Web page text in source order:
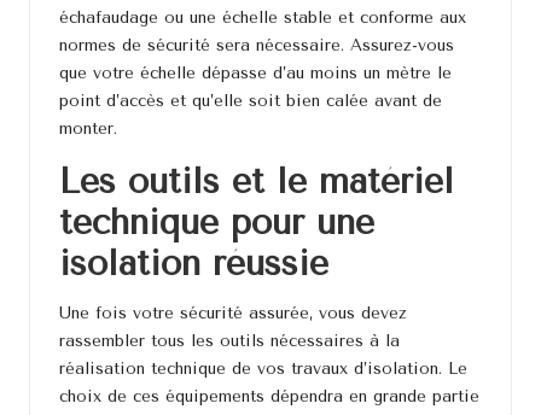
échafaudage ou une échelle stable et conforme aux
normes de sécurité sera nécessaire. Assurez-vous
que votre échelle dépasse d’au moins un mètre le
point d’accès et qu’elle soit bien calée avant de
monter.
Les outils et le matériel
technique pour une
isolation réussie
Une fois votre sécurité assurée, vous devez
rassembler tous les outils nécessaires à la
réalisation technique de vos travaux d’isolation. Le
choix de ces équipements dépendra en grande partie